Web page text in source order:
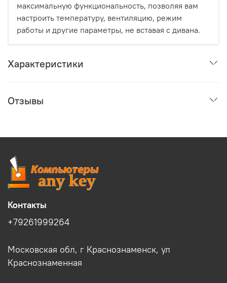
максимальную функциональность, позволяя вам
настроить температуру, вентиляцию, режим
работы и другие параметры, не вставая с дивана.
Характеристики
Отзывы
Контакты
+79261999264
Московская обл, г Краснознаменск, ул
Краснознаменная